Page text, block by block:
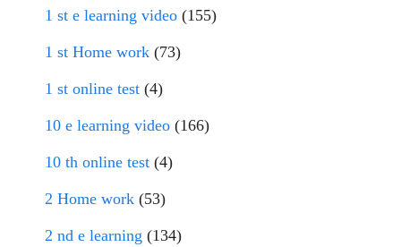
1 st e learning video (155)
1 st Home work (73)
1 st online test (4)
10 e learning video (166)
10 th online test (4)
2 Home work (53)
2 nd e learning (134)